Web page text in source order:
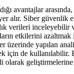
avantajlar arasında,
alır. Siber güvenlik
verileri inceleyebilir
etkilerini
üzerinde yapılan
için de kullanılabilir.
olarak geliştirmelerine